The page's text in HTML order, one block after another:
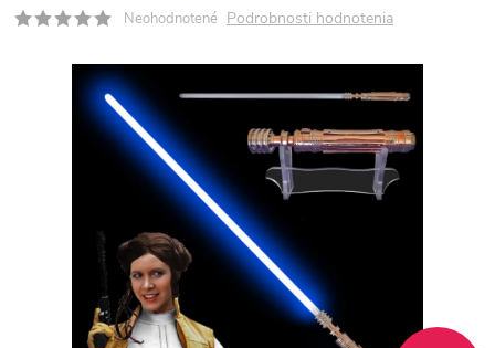
Neohodnotené Podrobnosti hodnotenia